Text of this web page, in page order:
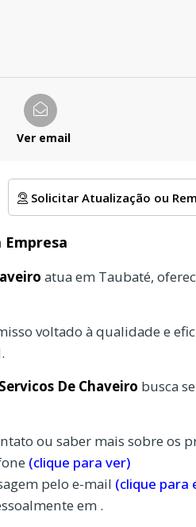
Ver email
Solicitar Atualização ou
atua em Taubaté,
voltado à qualidade e
Servicos De Chaveiro busca
ou saber mais sobre os
(clique para ver)
pelo e-mail (clique para
em .